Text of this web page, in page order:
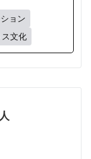
ョン
ス文化